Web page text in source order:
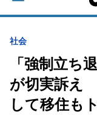
社会
「強制立ち
が切実訴え
して移住も